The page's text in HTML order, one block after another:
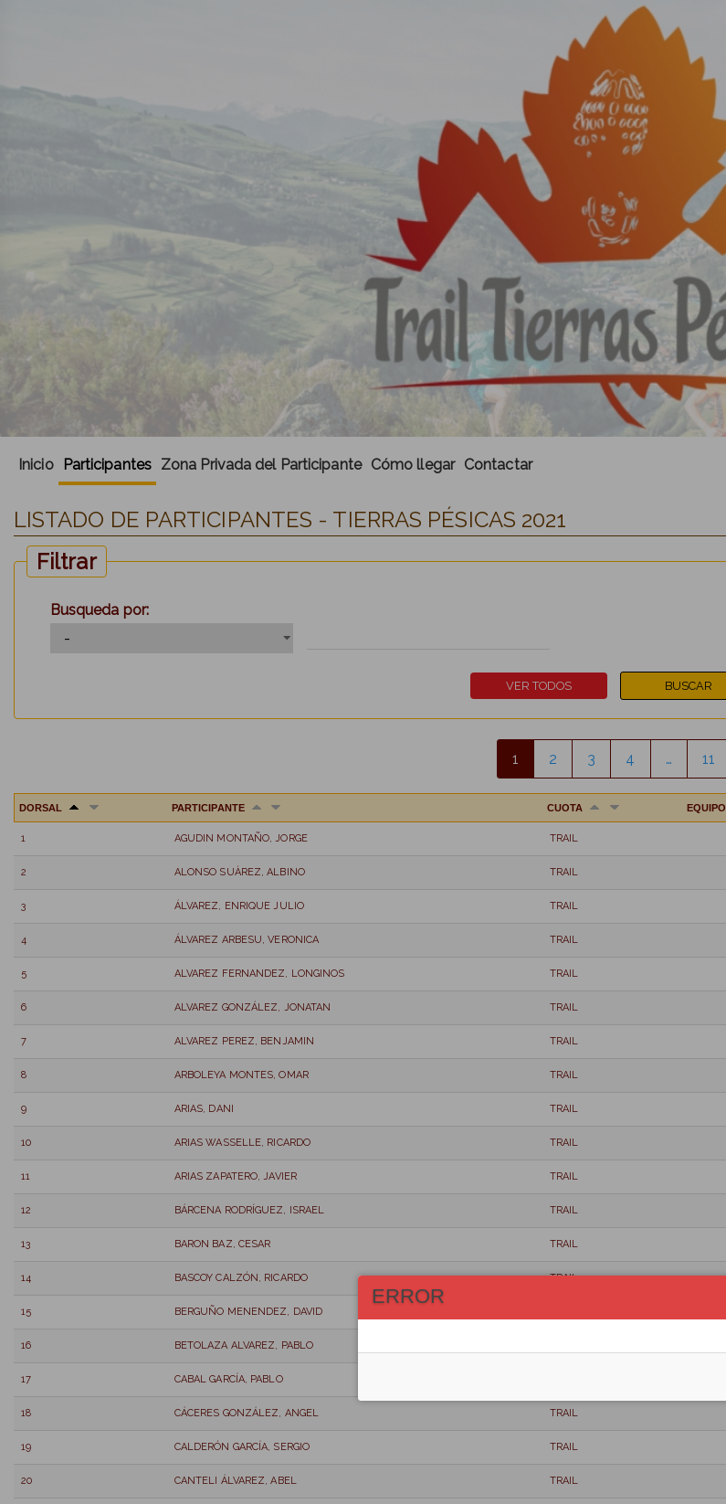
Inicio Participantes Zona Privada del Participante Cómo llegar Contactar
LISTADO DE PARTICIPANTES - TIERRAS PÉSICAS 2021
Filtrar
Busqueda por:
1 2 3 4 … 11
DORSAL PARTICIPANTE CUOTA EQUIPO
1 AGUDIN MONTAÑO, JORGE TRAIL
2 ALONSO SUÀREZ, ALBINO TRAIL
3 ÁLVAREZ, ENRIQUE JULIO TRAIL
4 ÁLVAREZ ARBESU, VERONICA TRAIL
5 ALVAREZ FERNANDEZ, LONGINOS TRAIL
6 ALVAREZ GONZÁLEZ, JONATAN TRAIL
7 ALVAREZ PEREZ, BENJAMIN TRAIL
8 ARBOLEYA MONTES, OMAR TRAIL
9 ARIAS, DANI TRAIL
10 ARIAS WASSELLE, RICARDO TRAIL
11 ARIAS ZAPATERO, JAVIER TRAIL
12 BÁRCENA RODRÍGUEZ, ISRAEL TRAIL
13 BARON BAZ, CESAR TRAIL
14 BASCOY CALZÓN, RICARDO TRAIL
15 BERGUÑO MENENDEZ, DAVID
16 BETOLAZA ALVAREZ, PABLO
17 CABAL GARCÍA, PABLO
18 CÁCERES GONZÁLEZ, ANGEL TRAIL
19 CALDERÓN GARCÍA, SERGIO TRAIL
20 CANTELI ÁLVAREZ, ABEL TRAIL
ERROR